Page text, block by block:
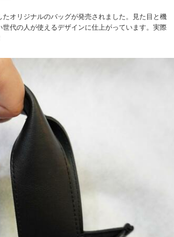
オリジナルのバッグが発売されました。見た目と機
代の人が使えるデザインに仕上がっています。実際